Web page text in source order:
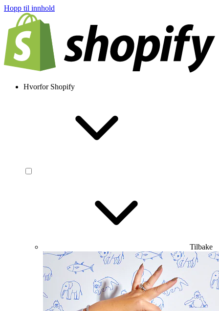
Hopp til innhold
Hvorfor Shopify
Tilbake